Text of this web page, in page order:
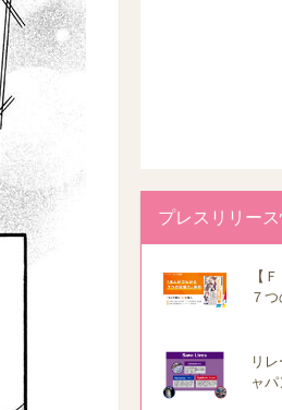
プレスリリース
【
７
リ
ャ